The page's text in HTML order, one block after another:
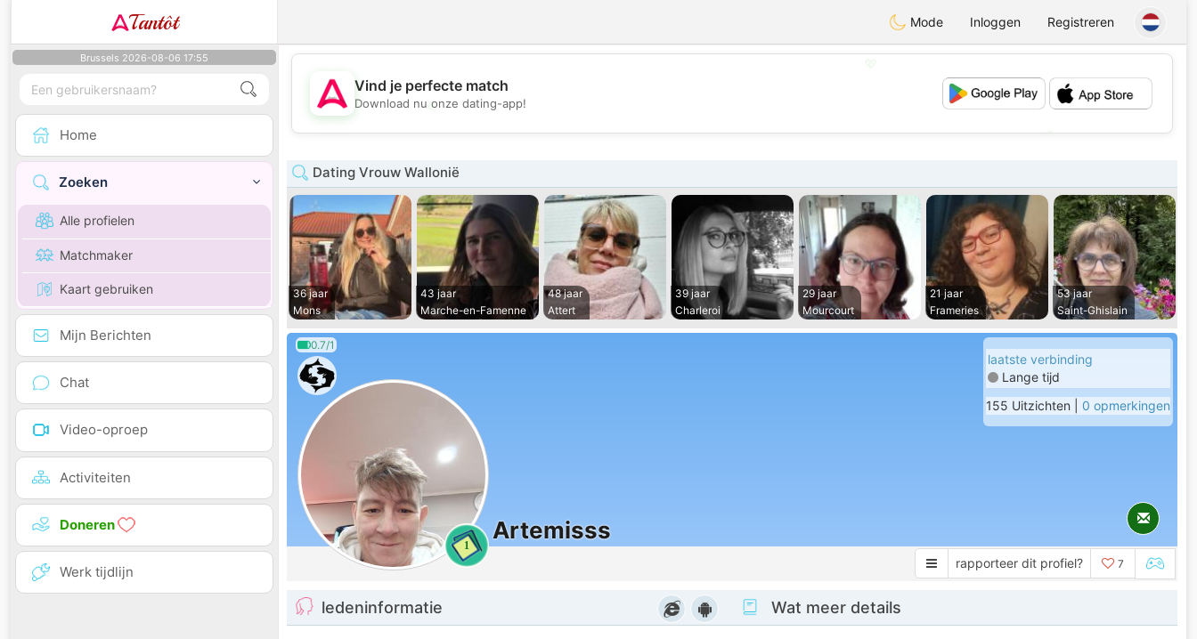
Tantôt Mode Inloggen Registreren
Brussels 2026-08-06 17:55
Home
Zoeken
Alle profielen
Matchmaker
Kaart gebruiken
Mijn Berichten
Chat
Video-oproep
Activiteiten
Doneren
Werk tijdlijn
💕
Vind je perfecte match
Download nu onze dating-app!
Dating Vrouw Wallonië
36 jaar
Mons
43 jaar
Marche-en-Famenne
48 jaar
Attert
39 jaar
Charleroi
29 jaar
Mourcourt
21 jaar
Frameries
53 jaar
Saint-Ghislain
0.7/1
1
Artemisss
laatste verbinding
Lange tijd
155 Uitzichten | 0 opmerkingen
rapporteer dit profiel? 7
ledeninformatie Wat meer details